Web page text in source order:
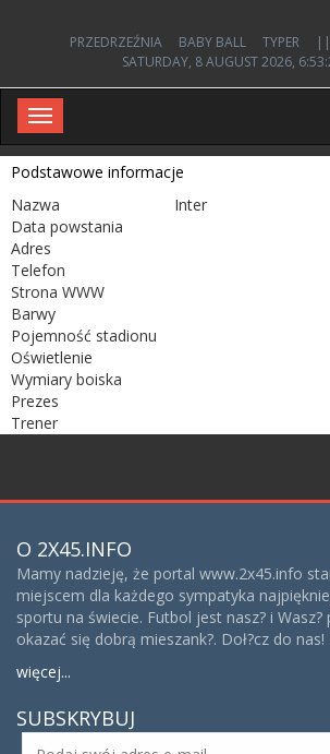
PRZEDRZEŹNIA BABY BALL TYPER ||
SATURDAY, 8 AUGUST 2026,
Toggle
navigation
Podstawowe informacje
Nazwa
Inter
Data powstania
Adres
Telefon
Strona WWW
Barwy
Pojemność stadionu
Oświetlenie
Wymiary boiska
Prezes
Trener
O 2X45.INFO
Mamy nadzieję, że portal www.2x45.info
miejscem dla każdego sympatyka
sportu na świecie. Futbol jest nasz? i Wasz?
okazać się dobrą mieszank?. Doł?cz do nas!
więcej...
SUBSKRYBUJ